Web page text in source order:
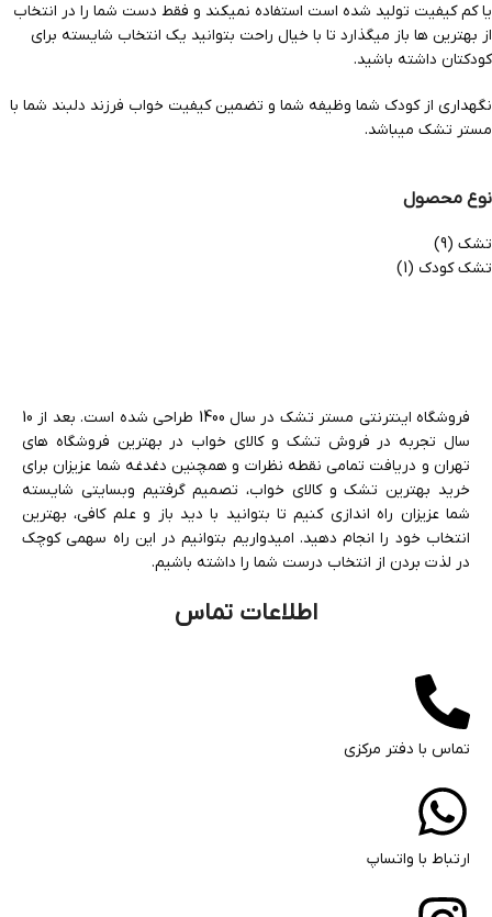
نوع محصول
تشک (9)
تشک کودک (1)
یا کم کیفیت تولید شده است استفاده نمیکند و فقط دست شما را در انتخاب
از بهترین ها باز میگذارد تا با خیال راحت بتوانید یک انتخاب شایسته برای
کودکتان داشته باشید.
نگهداری از کودک شما وظیفه شما و تضمین کیفیت خواب فرزند دلبند شما با
مستر تشک میباشد.
فروشگاه اینترنتی مستر تشک در سال 1400 طراحی شده است. بعد از 10
سال تجربه در فروش تشک و کالای خواب در بهترین فروشگاه های
تهران و دریافت تمامی نقطه نظرات و همچنین دغدغه شما عزیزان برای
خرید بهترین تشک و کالای خواب، تصمیم گرفتیم وبسایتی شایسته
شما عزیزان راه اندازی کنیم تا بتوانید با دید باز و علم کافی، بهترین
انتخاب خود را انجام دهید. امیدواریم بتوانیم در این راه سهمی کوچک
در لذت بردن از انتخاب درست شما را داشته باشیم.
اطلاعات تماس
تماس با دفتر مرکزی
ارتباط با واتساپ